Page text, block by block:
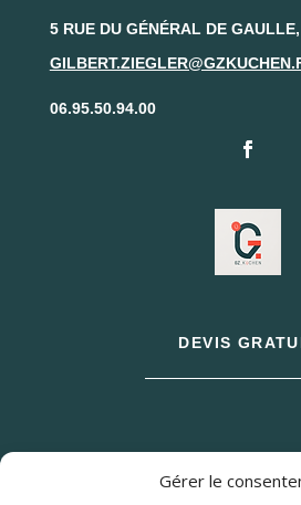
Gérer le
5 RUE DU GÉNÉRAL DE
06.95.50.94.00
DEVIS